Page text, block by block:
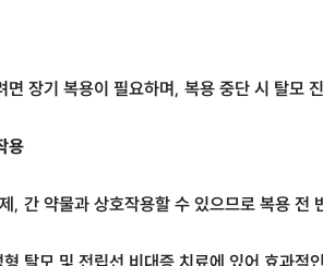
면 장기 복용이 필요하며, 복용 중단 시 탈모
용
, 간 약물과 상호작용할 수 있으므로 복용 전
탈모 및 전립선 비대증 치료에 있어 효과적